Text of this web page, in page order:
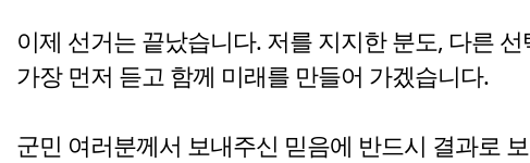
이제 선거는 끝났습니다. 저를 지지한 분도, 다른
가장 먼저 듣고 함께 미래를 만들어 가겠습니다.
군민 여러분께서 보내주신 믿음에 반드시 결과로